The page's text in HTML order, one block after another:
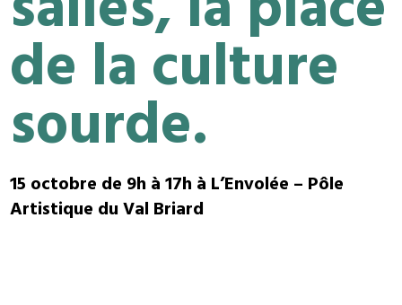
de la culture
sourde.
15 octobre de 9h à 17h à L’Envolée – Pôle
Artistique du Val Briard